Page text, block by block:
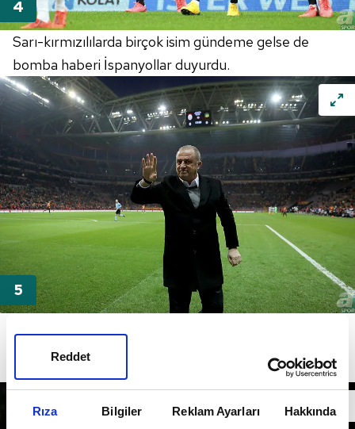
Rıza Bilgiler Reklam Ayarları Hakkında
Reddet
Sarı-kırmızılılarda birçok isim gündeme gelse de
bomba haberi İspanyollar duyurdu.
yıldız futbolcunun